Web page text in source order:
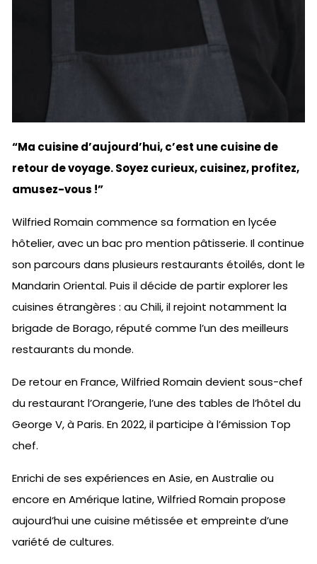
“Ma cuisine d’aujourd’hui, c’est une cuisine de
retour de voyage. Soyez curieux, cuisinez, profitez,
amusez-vous !”
Wilfried Romain commence sa formation en lycée
hôtelier, avec un bac pro mention pâtisserie. Il continue
son parcours dans plusieurs restaurants étoilés, dont le
Mandarin Oriental. Puis il décide de partir explorer les
cuisines étrangères : au Chili, il rejoint notamment la
brigade de Borago, réputé comme l’un des meilleurs
restaurants du monde.
De retour en France, Wilfried Romain devient sous-chef
du restaurant l’Orangerie, l’une des tables de l’hôtel du
George V, à Paris. En 2022, il participe à l’émission Top
chef.
Enrichi de ses expériences en Asie, en Australie ou
encore en Amérique latine, Wilfried Romain propose
aujourd’hui une cuisine métissée et empreinte d’une
variété de cultures.